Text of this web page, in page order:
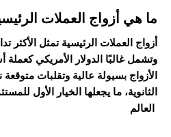
ما هي أزواج العملات
أزواج العملات الرئيسية تمثل
وتشمل غالبًا الدولار الأمريكي كعملة
الأزواج بسيولة عالية وتقلبات متوقعة
الثانوية، ما يجعلها الخيار الأول